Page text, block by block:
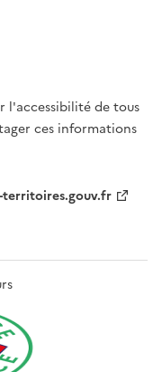
l'accessibilité de tous
ces informations
territoires.gouv.fr